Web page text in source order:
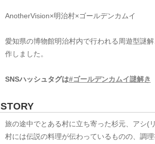
AnotherVision×明治村×ゴールデンカムイ
愛知県の博物館明治村内で行われる周遊型謎
作しました。
SNSハッシュタグは#ゴールデンカムイ謎解き
STORY
旅の途中でとある村に立ち寄った杉元、アシ(
村には伝説の料理が伝わっているものの、調